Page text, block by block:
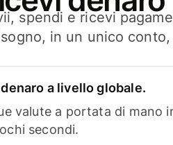
spendi e ricevi
in un unico
a livello globale.
valute a portata di mano
secondi.